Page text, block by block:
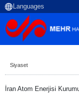
Siyaset
İran Atom Enerjisi